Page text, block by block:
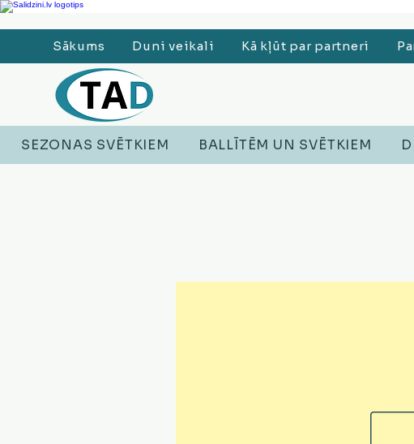
Ledusskapji, Sadzīves tehnika, Smaržas, Operatīvā atmiņa, Putekļu sūcēji, Lego,
Sākums Duni veikali Kā kļūt par partneri
SEZONAS SVĒTKIEM BALLĪTĒM UN SVĒTKIEM